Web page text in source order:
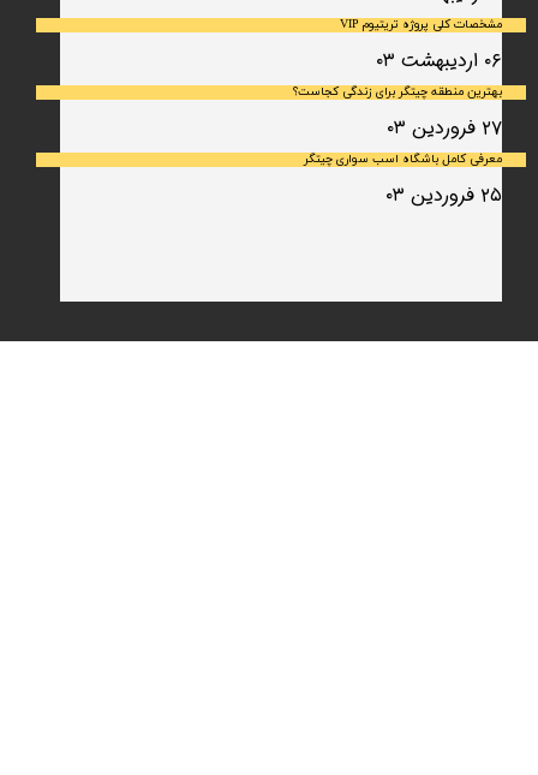
مشخصات کلی پروژه تریتیوم VIP
۰۶ اردیبهشت ۰۳
بهترین منطقه چیتگر برای زندگی کجاست؟
۲۷ فروردین ۰۳
معرفی کامل باشگاه اسب سواری چیتگر
۲۵ فروردین ۰۳